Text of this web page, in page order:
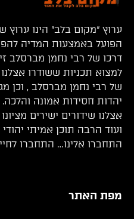
ערוץ “מקום בלב” הינו ערוץ
הפועל באמצעות המדיה
דרכו של רבי נחמן מברסלב
למצוא תכניות ששודרו
של רבי נחמן מברסלב , וכן
יהדות חסידות אמונה והלכה.
אצלנו שידורים ישירים
ועוד הרבה תוכן אמיתי
התחברו אלינו… התחברו
מפת האתר